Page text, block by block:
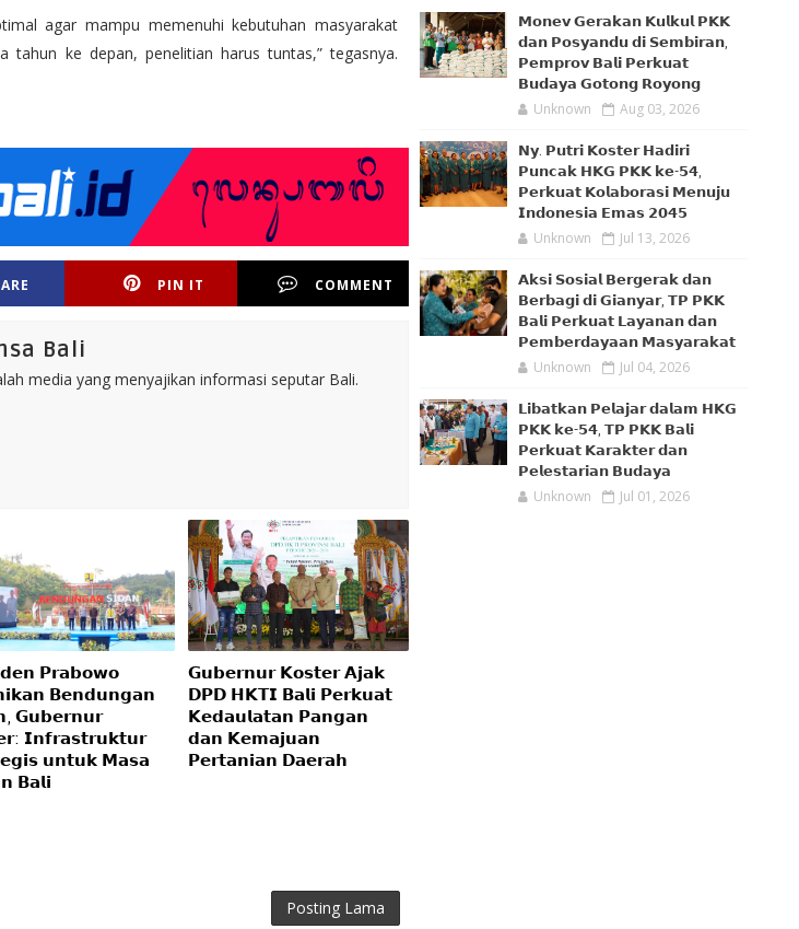
agar mampu memenuhi kebutuhan masyarakat
tahun ke depan, penelitian harus tuntas,” tegasnya.
PIN IT COMMENT
Bali
media yang menyajikan informasi seputar Bali.
𝗣𝗿𝗮𝗯𝗼𝘄𝗼
𝗕𝗲𝗻𝗱𝘂𝗻𝗴𝗮𝗻
𝗚𝘂𝗯𝗲𝗿𝗻𝘂𝗿
𝗜𝗻𝗳𝗿𝗮𝘀𝘁𝗿𝘂𝗸𝘁𝘂𝗿
𝘂𝗻𝘁𝘂𝗸 𝗠𝗮𝘀𝗮
𝗕𝗮𝗹𝗶
𝗚𝘂𝗯𝗲𝗿𝗻𝘂𝗿 𝗞𝗼𝘀𝘁𝗲𝗿 𝗔𝗷𝗮𝗸
𝗗𝗣𝗗 𝗛𝗞𝗧𝗜 𝗕𝗮𝗹𝗶 𝗣𝗲𝗿𝗸𝘂𝗮𝘁
𝗞𝗲𝗱𝗮𝘂𝗹𝗮𝘁𝗮𝗻 𝗣𝗮𝗻𝗴𝗮𝗻
𝗱𝗮𝗻 𝗞𝗲𝗺𝗮𝗷𝘂𝗮𝗻
𝗣𝗲𝗿𝘁𝗮𝗻𝗶𝗮𝗻 𝗗𝗮𝗲𝗿𝗮𝗵
Posting Lama
𝗠𝗼𝗻𝗲𝘃 𝗚𝗲𝗿𝗮𝗸𝗮𝗻 𝗞𝘂𝗹𝗸𝘂𝗹 𝗣𝗞𝗞
𝗱𝗮𝗻 𝗣𝗼𝘀𝘆𝗮𝗻𝗱𝘂 𝗱𝗶 𝗦𝗲𝗺𝗯𝗶𝗿𝗮𝗻,
𝗣𝗲𝗺𝗽𝗿𝗼𝘃 𝗕𝗮𝗹𝗶 𝗣𝗲𝗿𝗸𝘂𝗮𝘁
𝗕𝘂𝗱𝗮𝘆𝗮 𝗚𝗼𝘁𝗼𝗻𝗴 𝗥𝗼𝘆𝗼𝗻𝗴
Unknown Aug 03, 2026
𝗡𝘆. 𝗣𝘂𝘁𝗿𝗶 𝗞𝗼𝘀𝘁𝗲𝗿 𝗛𝗮𝗱𝗶𝗿𝗶
𝗣𝘂𝗻𝗰𝗮𝗸 𝗛𝗞𝗚 𝗣𝗞𝗞 𝗸𝗲-𝟱𝟰,
𝗣𝗲𝗿𝗸𝘂𝗮𝘁 𝗞𝗼𝗹𝗮𝗯𝗼𝗿𝗮𝘀𝗶 𝗠𝗲𝗻𝘂𝗷𝘂
𝗜𝗻𝗱𝗼𝗻𝗲𝘀𝗶𝗮 𝗘𝗺𝗮𝘀 𝟮𝟬𝟰𝟱
Unknown Jul 13, 2026
𝗔𝗸𝘀𝗶 𝗦𝗼𝘀𝗶𝗮𝗹 𝗕𝗲𝗿𝗴𝗲𝗿𝗮𝗸 𝗱𝗮𝗻
𝗕𝗲𝗿𝗯𝗮𝗴𝗶 𝗱𝗶 𝗚𝗶𝗮𝗻𝘆𝗮𝗿, 𝗧𝗣 𝗣𝗞𝗞
𝗕𝗮𝗹𝗶 𝗣𝗲𝗿𝗸𝘂𝗮𝘁 𝗟𝗮𝘆𝗮𝗻𝗮𝗻 𝗱𝗮𝗻
𝗣𝗲𝗺𝗯𝗲𝗿𝗱𝗮𝘆𝗮𝗮𝗻 𝗠𝗮𝘀𝘆𝗮𝗿𝗮𝗸𝗮𝘁
Unknown Jul 04, 2026
𝗟𝗶𝗯𝗮𝘁𝗸𝗮𝗻 𝗣𝗲𝗹𝗮𝗷𝗮𝗿 𝗱𝗮𝗹𝗮𝗺 𝗛𝗞𝗚
𝗣𝗞𝗞 𝗸𝗲-𝟱𝟰, 𝗧𝗣 𝗣𝗞𝗞 𝗕𝗮𝗹𝗶
𝗣𝗲𝗿𝗸𝘂𝗮𝘁 𝗞𝗮𝗿𝗮𝗸𝘁𝗲𝗿 𝗱𝗮𝗻
𝗣𝗲𝗹𝗲𝘀𝘁𝗮𝗿𝗶𝗮𝗻 𝗕𝘂𝗱𝗮𝘆𝗮
Unknown Jul 01, 2026